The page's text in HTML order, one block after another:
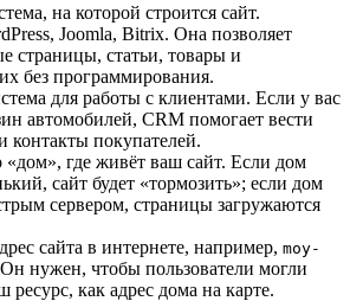
на которой строится сайт.
Joomla, Bitrix. Она позволяет
страницы, статьи, товары и
без программирования.
для работы с клиентами. Если у вас
автомобилей, CRM помогает вести
контакты покупателей.
где живёт ваш сайт. Если дом
сайт будет «тормозить»; если дом
сервером, страницы загружаются
сайта в интернете, например, moy-
нужен, чтобы пользователи могли
ресурс, как адрес дома на карте.